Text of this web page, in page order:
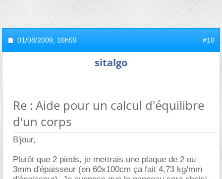
01/08/2009, 16h59 #10
sitalgo
Re : Aide pour un calcul d'équilibre
d'un corps
B'jour,
Plutôt que 2 pieds, je mettrais une plaque de 2 ou
3mm d'épaisseur (en 60x100cm ça fait 4,73 kg/mm